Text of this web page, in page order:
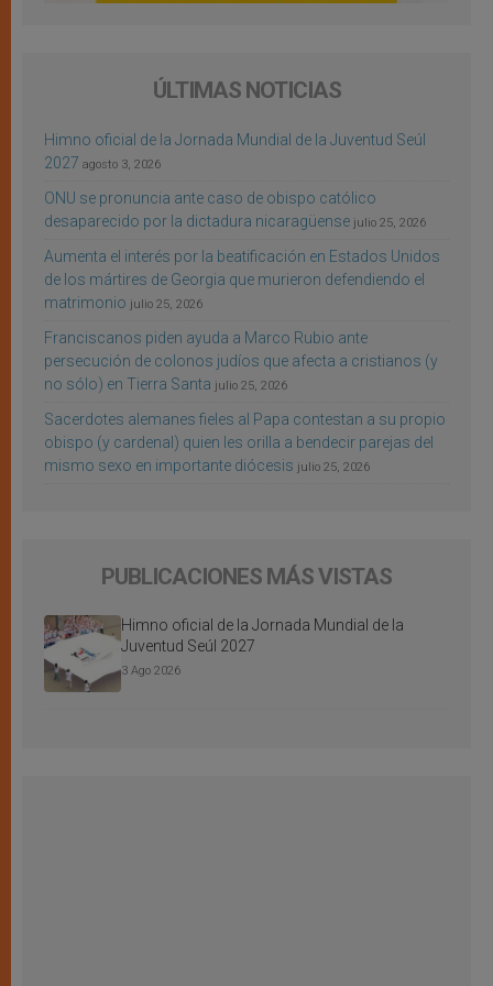
ÚLTIMAS NOTICIAS
Himno oficial de la Jornada Mundial de la Juventud Seúl
2027 agosto 3, 2026
ONU se pronuncia ante caso de obispo católico
desaparecido por la dictadura nicaragüense julio 25, 2026
Aumenta el interés por la beatificación en Estados Unidos
de los mártires de Georgia que murieron defendiendo el
matrimonio julio 25, 2026
Franciscanos piden ayuda a Marco Rubio ante
persecución de colonos judíos que afecta a cristianos (y
no sólo) en Tierra Santa julio 25, 2026
Sacerdotes alemanes fieles al Papa contestan a su propio
obispo (y cardenal) quien les orilla a bendecir parejas del
mismo sexo en importante diócesis julio 25, 2026
PUBLICACIONES MÁS VISTAS
Himno oficial de la Jornada Mundial de la
Juventud Seúl 2027
3 Ago 2026